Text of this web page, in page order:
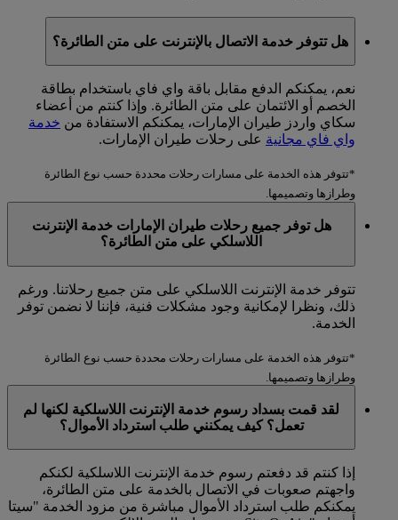
هل تتوفر خدمة الاتصال بالإنترنت على متن الطائرة؟
نعم، يمكنكم الدفع مقابل باقة واي فاي باستخدام بطاقة
الخصم أو الائتمان على متن الطائرة. وإذا كنتم من أعضاء
سكاي واردز طيران الإمارات، يمكنكم الاستفادة من خدمة
واي فاي مجانية على رحلات طيران الإمارات.
*تتوفر هذه الخدمة على مسارات رحلات محددة حسب نوع الطائرة
وطرازها وتصميمها.
هل توفر جميع رحلات طيران الإمارات خدمة الإنترنت
اللاسلكي على متن الطائرة؟
تتوفر خدمة الإنترنت اللاسلكي على متن جميع رحلاتنا. ورغم
ذلك، ونظرا لإمكانية وجود مشكلات فنية، فإننا لا نضمن توفر
الخدمة.
*تتوفر هذه الخدمة على مسارات رحلات محددة حسب نوع الطائرة
وطرازها وتصميمها.
لقد قمت بسداد رسوم خدمة الإنترنت اللاسلكية لكنها لم
تعمل؟ كيف يمكنني طلب استرداد الأموال؟
إذا كنتم قد دفعتم رسوم خدمة الإنترنت اللاسلكية لكنكم
واجهتم صعوبات في الاتصال بالخدمة على متن الطائرة،
يمكنكم طلب استرداد الأموال مباشرة من مزود الخدمة "سيتا